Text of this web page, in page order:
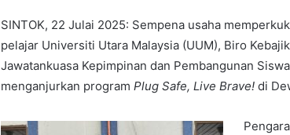
SINTOK, 22 Julai 2025: Sempena usaha
pelajar Universiti Utara Malaysia (UUM), Biro
Jawatankuasa Kepimpinan dan Pembangunan
menganjurkan program Plug Safe, Live Brave! di